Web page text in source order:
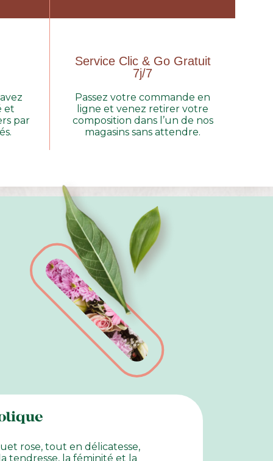
et
par
Service Clic & Go Gratuit
7j/7
Passez votre commande en
ligne et venez retirer votre
composition dans l’un de nos
magasins sans attendre.
rose, tout en délicatesse,
tendresse, la féminité et la